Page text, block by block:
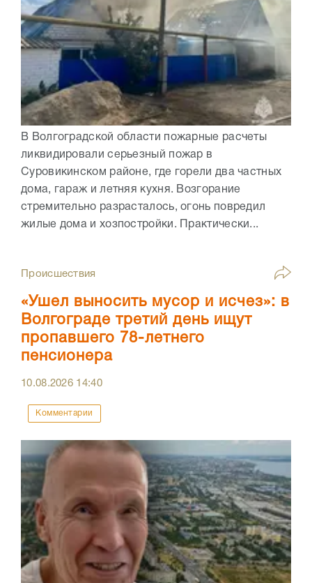
В Волгоградской области пожарные расчеты
ликвидировали серьезный пожар в
Суровикинском районе, где горели два частных
дома, гараж и летняя кухня. Возгорание
стремительно разрасталось, огонь повредил
жилые дома и хозпостройки. Практически...
Происшествия
«Ушел выносить мусор и исчез»: в
Волгограде третий день ищут
пропавшего 78-летнего
пенсионера
10.08.2026 14:40
Комментарии